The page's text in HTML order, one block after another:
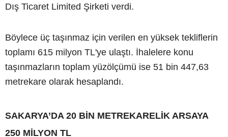
Dış Ticaret Limited Şirketi verdi.
Böylece üç taşınmaz için verilen en yüksek tekliflerin
toplamı 615 milyon TL'ye ulaştı. İhalelere konu
taşınmazların toplam yüzölçümü ise 51 bin 447,63
metrekare olarak hesaplandı.
SAKARYA’DA 20 BİN METREKARELİK ARSAYA
250 MİLYON TL